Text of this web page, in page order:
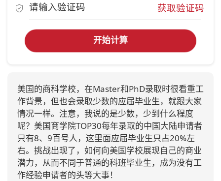
获取验证码
开始计算
美国的商科学校，在Master和PhD录取时很看重工
作背景，但也会录取少数的应届毕业生，就跟大家
情况一样。注意，我说的是少数，少到什么程度
呢？美国商学院TOP30每年录取的中国大陆申请者
只有8、9百号人，这里面应届毕业生只占20%左
右。挑战出现了，如何向美国学校展现自己的商业
潜力，从而不同于普通的科班毕业生，成为没有工
作经验申请者的头等大事！